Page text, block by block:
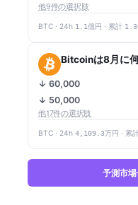
他9件の選択肢
BTC · 24h 1.1億円 · 累計 1.3
Bitcoinは8月に
↓ 60,000
↓ 50,000
他17件の選択肢
BTC · 24h 4,109.3万円 · 累
予測市